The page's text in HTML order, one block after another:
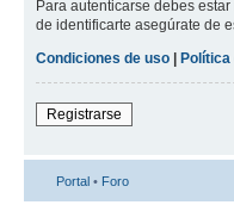
Para autenticarse debes
de identificarte asegúrate de
Condiciones de uso | Política
Registrarse
Portal • Foro